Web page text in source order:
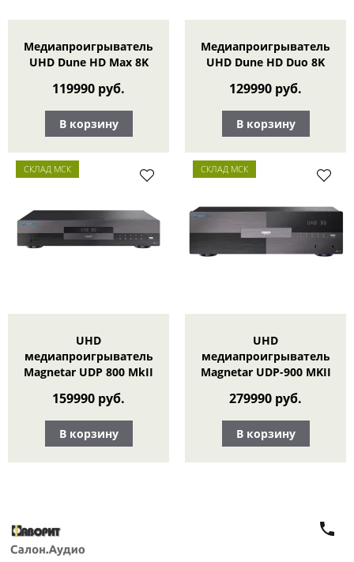
Медиапроигрыватель
UHD Dune HD Max 8K
119990 руб.
В корзину
Медиапроигрыватель
UHD Dune HD Duo 8K
129990 руб.
В корзину
СКЛАД МСК
UHD
медиапроигрыватель
Magnetar UDP 800 MkII
159990 руб.
В корзину
СКЛАД МСК
UHD
медиапроигрыватель
Magnetar UDP-900 MKII
279990 руб.
В корзину